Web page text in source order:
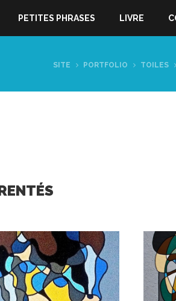
PETITES PHRASES LIVRE
SITE PORTFOLIO TOILES